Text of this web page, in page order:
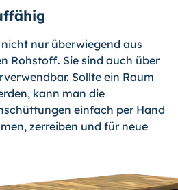
nur überwiegend aus
Rohstoff. Sie sind auch über
Sollte ein Raum
kann man die
einfach per Hand
zerreiben und für neue